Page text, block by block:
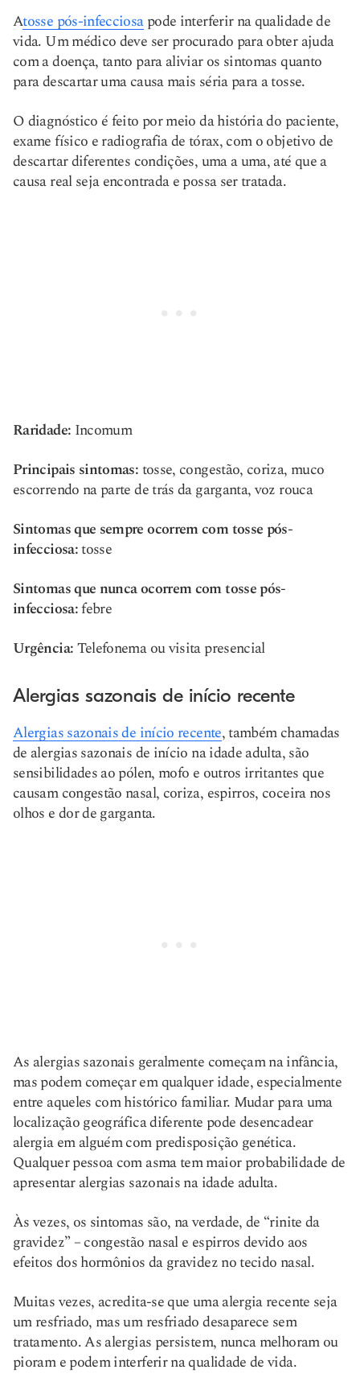
Atosse pós-infecciosapode interferir na qualidade de
vida. Um médico deve ser procurado para obter ajuda
com a doença, tanto para aliviar os sintomas quanto
para descartar uma causa mais séria para a tosse.
O diagnóstico é feito por meio da história do paciente,
exame físico e radiografia de tórax, com o objetivo de
descartar diferentes condições, uma a uma, até que a
causa real seja encontrada e possa ser tratada.
Raridade: Incomum
Principais sintomas:tosse, congestão, coriza, muco
escorrendo na parte de trás da garganta, voz rouca
Sintomas que sempre ocorrem com tosse pós-
infecciosa:tosse
Sintomas que nunca ocorrem com tosse pós-
infecciosa:febre
Urgência:Telefonema ou visita presencial
Alergias sazonais de início recente
Alergias sazonais de início recente, também chamadas
de alergias sazonais de início na idade adulta, são
sensibilidades ao pólen, mofo e outros irritantes que
causam congestão nasal, coriza, espirros, coceira nos
olhos e dor de garganta.
As alergias sazonais geralmente começam na infância,
mas podem começar em qualquer idade, especialmente
entre aqueles com histórico familiar. Mudar para uma
localização geográfica diferente pode desencadear
alergia em alguém com predisposição genética.
Qualquer pessoa com asma tem maior probabilidade de
apresentar alergias sazonais na idade adulta.
Às vezes, os sintomas são, na verdade, de “rinite da
gravidez” – congestão nasal e espirros devido aos
efeitos dos hormônios da gravidez no tecido nasal.
Muitas vezes, acredita-se que uma alergia recente seja
um resfriado, mas um resfriado desaparece sem
tratamento. As alergias persistem, nunca melhoram ou
pioram e podem interferir na qualidade de vida.